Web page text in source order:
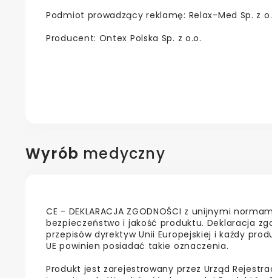
Podmiot prowadzący reklamę: Relax-Med Sp. z
Producent: Ontex Polska Sp. z o.o.
Wyrób medyczny
CE - DEKLARACJA ZGODNOŚCI z unijnymi
bezpieczeństwo i jakość produktu. Deklaracja
przepisów dyrektyw Unii Europejskiej i każdy
UE powinien posiadać takie oznaczenia.
Produkt jest zarejestrowany przez Urząd